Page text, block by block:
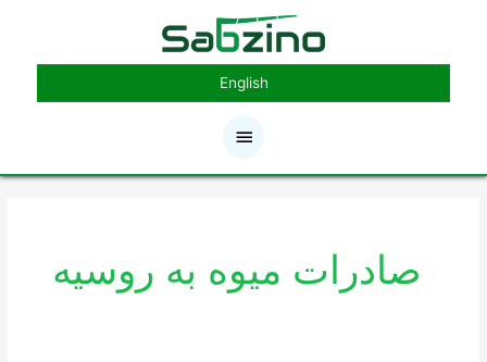
فهرست
اصلی
English
صادرات میوه به روسیه